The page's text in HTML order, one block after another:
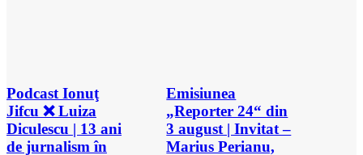
Podcast Ionuţ
Jifcu ❌ Luiza
Diculescu | 13 ani
de jurnalism în
Emisiunea
„Reporter 24“ din
3 august | Invitat –
Marius Perianu,